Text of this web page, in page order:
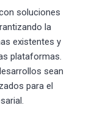
soluciones
la
existentes y
plataformas.
sean
para el